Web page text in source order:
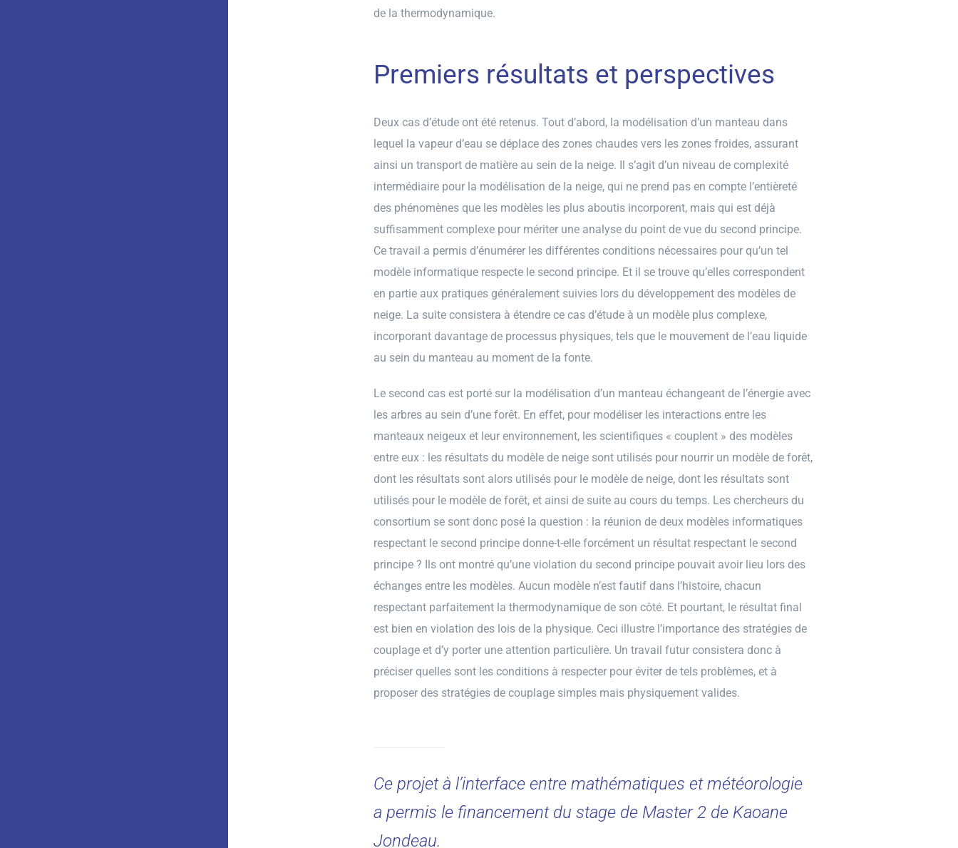
de la thermodynamique.
Premiers résultats et perspectives
Deux cas d’étude ont été retenus. Tout d’abord, la modélisation d’un manteau dans
lequel la vapeur d’eau se déplace des zones chaudes vers les zones froides, assurant
ainsi un transport de matière au sein de la neige. Il s’agit d’un niveau de complexité
intermédiaire pour la modélisation de la neige, qui ne prend pas en compte l’entièreté
des phénomènes que les modèles les plus aboutis incorporent, mais qui est déjà
suffisamment complexe pour mériter une analyse du point de vue du second principe.
Ce travail a permis d’énumérer les différentes conditions nécessaires pour qu’un tel
modèle informatique respecte le second principe. Et il se trouve qu’elles correspondent
en partie aux pratiques généralement suivies lors du développement des modèles de
neige. La suite consistera à étendre ce cas d’étude à un modèle plus complexe,
incorporant davantage de processus physiques, tels que le mouvement de l’eau liquide
au sein du manteau au moment de la fonte.
Le second cas est porté sur la modélisation d’un manteau échangeant de l’énergie avec
les arbres au sein d’une forêt. En effet, pour modéliser les interactions entre les
manteaux neigeux et leur environnement, les scientifiques « couplent » des modèles
entre eux : les résultats du modèle de neige sont utilisés pour nourrir un modèle de forêt,
dont les résultats sont alors utilisés pour le modèle de neige, dont les résultats sont
utilisés pour le modèle de forêt, et ainsi de suite au cours du temps. Les chercheurs du
consortium se sont donc posé la question : la réunion de deux modèles informatiques
respectant le second principe donne-t-elle forcément un résultat respectant le second
principe ? Ils ont montré qu’une violation du second principe pouvait avoir lieu lors des
échanges entre les modèles. Aucun modèle n’est fautif dans l’histoire, chacun
respectant parfaitement la thermodynamique de son côté. Et pourtant, le résultat final
est bien en violation des lois de la physique. Ceci illustre l’importance des stratégies de
couplage et d’y porter une attention particulière. Un travail futur consistera donc à
préciser quelles sont les conditions à respecter pour éviter de tels problèmes, et à
proposer des stratégies de couplage simples mais physiquement valides.
Ce projet à l’interface entre mathématiques et météorologie
a permis le financement du stage de Master 2 de Kaoane
Jondeau.